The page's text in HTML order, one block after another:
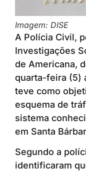
Imagem: DISE
A Polícia Civil,
Investigações
de Americana,
quarta-feira (5)
teve como
esquema de
sistema
em Santa
Segundo a
identificaram